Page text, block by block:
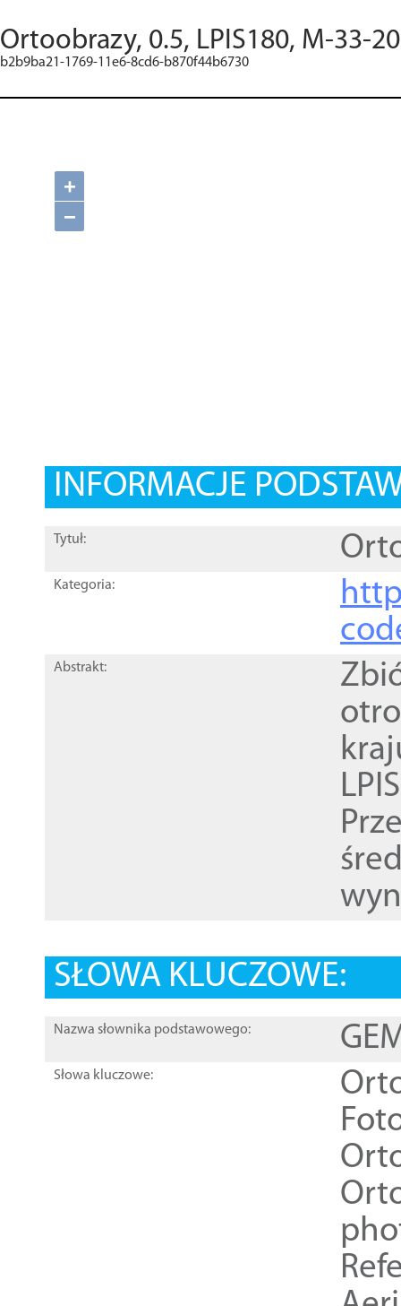
Ortoobrazy, 0.5, LPIS180, M-33-
b2b9ba21-1769-11e6-8cd6-b870f44b6730
+
−
INFORMACJE
Tytuł:
Kategoria:
Abstrakt:
SŁOWA KLUCZOWE:
Nazwa słownika podstawowego:
Słowa kluczowe: